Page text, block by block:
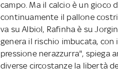
campo. Ma il calcio è un gioco
continuamente il pallone
va su Albiol, Rafinha è su
genera il rischio imbucata, con
pressione nerazzurra", spiega
diverse circostanze la libertà